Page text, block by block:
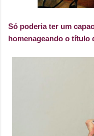
Só poderia ter um
homenageando o título